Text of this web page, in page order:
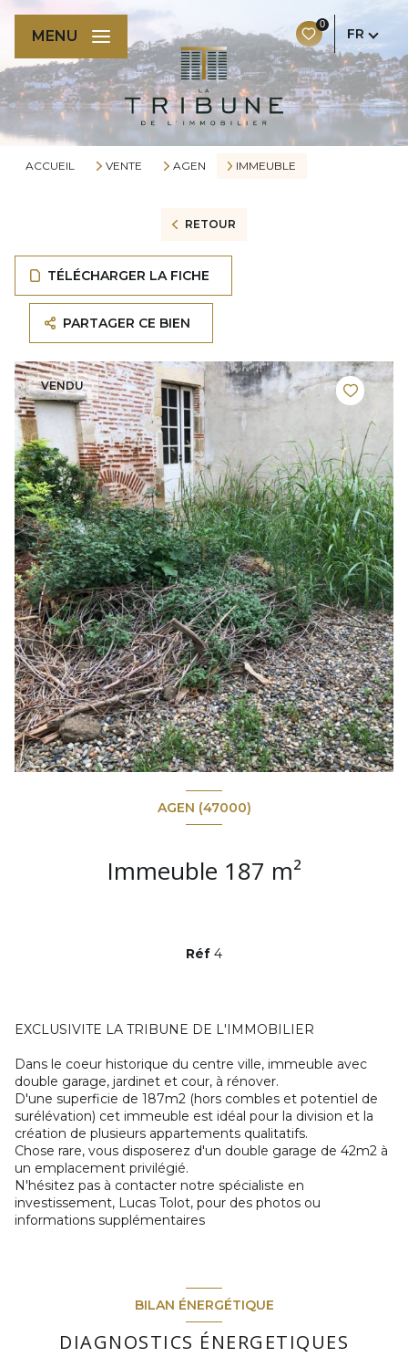
0
FR
MENU
ACCUEIL VENTE AGEN IMMEUBLE
RETOUR
TÉLÉCHARGER LA FICHE
PARTAGER CE BIEN
VENDU
AGEN (47000)
Immeuble 187 m²
Réf 4
EXCLUSIVITE LA TRIBUNE DE L'IMMOBILIER
Dans le coeur historique du centre ville, immeuble avec
double garage, jardinet et cour, à rénover.
D'une superficie de 187m2 (hors combles et potentiel de
surélévation) cet immeuble est idéal pour la division et la
création de plusieurs appartements qualitatifs.
Chose rare, vous disposerez d'un double garage de 42m2 à
un emplacement privilégié.
N'hésitez pas à contacter notre spécialiste en
investissement, Lucas Tolot, pour des photos ou
informations supplémentaires
BILAN ÉNERGÉTIQUE
DIAGNOSTICS ÉNERGETIQUES